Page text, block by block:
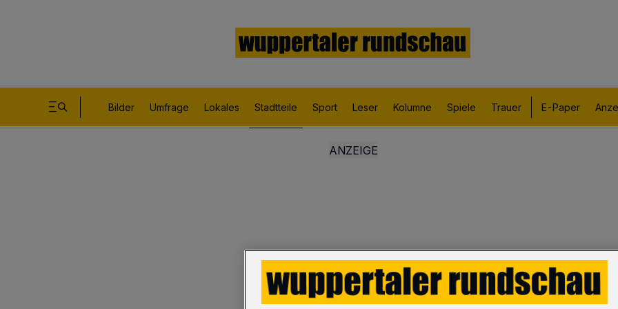
Bilder Umfrage Lokales Stadtteile Sport Leser Kolumne Spiele Trauer E-Paper